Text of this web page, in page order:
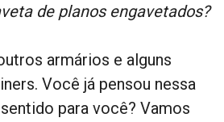
de planos engavetados?
armários e alguns
Você já pensou nessa
para você? Vamos